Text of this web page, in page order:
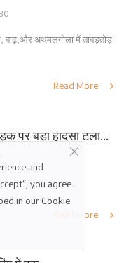
बाढ़,और अथमलगोला में ताबड़तोड़
Read More
पर बड़ा हादसा टला...
Read More
and
you agree
in our Cookie